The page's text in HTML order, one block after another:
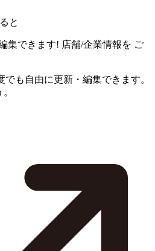
と
集できます! 店舗/企業情報を ご
も自由に更新・編集できます。